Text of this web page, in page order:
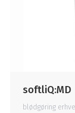
blødgøring